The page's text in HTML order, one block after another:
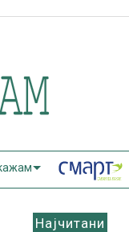
Најчитани